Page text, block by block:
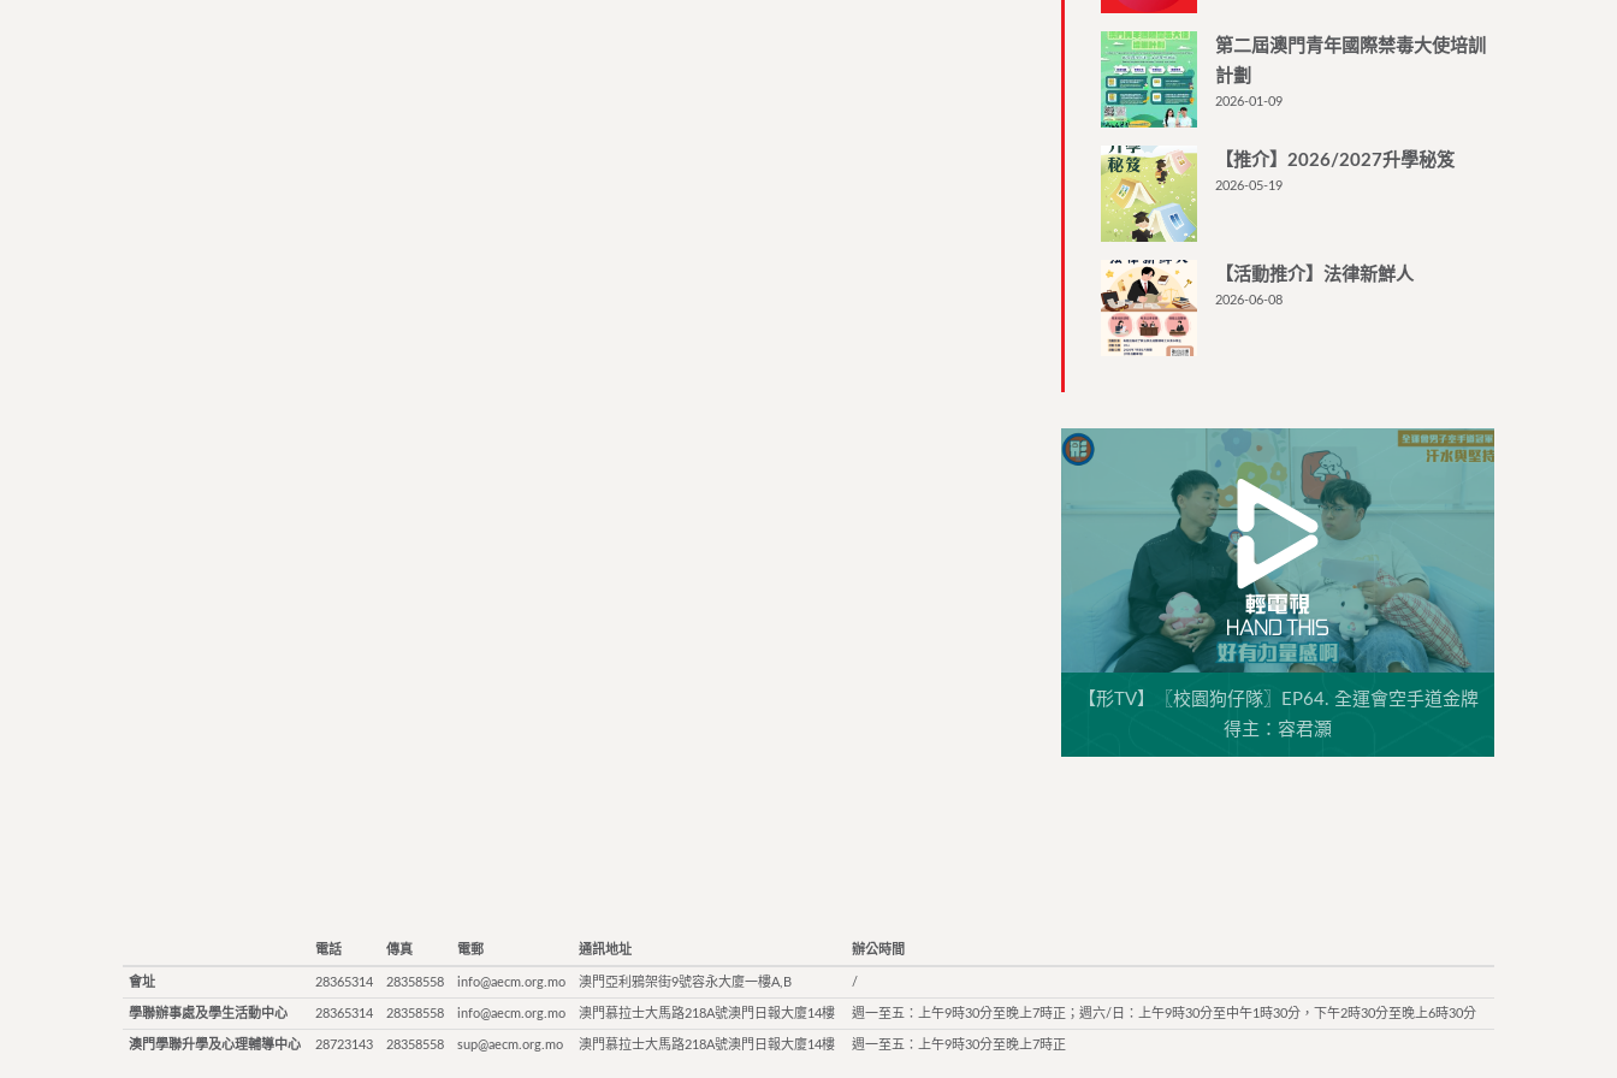
第二屆澳門青年國際禁毒大使培訓
計劃
2026-01-09
【推介】2026/2027升學秘笈
2026-05-19
【活動推介】法律新鮮人
2026-06-08
【形TV】〖校園狗仔隊〗EP64. 全運會空手道金牌
得主：容君灝
電話 傳真 電郵 通訊地址 辦公時間
會址 28365314 28358558 info@aecm.org.mo 澳門亞利鴉架街9號容永大廈一樓A,B /
學聯辦事處及學生活動中心 28365314 28358558 info@aecm.org.mo 澳門慕拉士大馬路218A號澳門日報大廈14樓 週一至五：上午9時30分至晚上7時正；週六/日：上午9時30分至中午1時30分，下午2時30分至晚上6時30分
澳門學聯升學及心理輔導中心 28723143 28358558 sup@aecm.org.mo 澳門慕拉士大馬路218A號澳門日報大廈14樓 週一至五：上午9時30分至晚上7時正